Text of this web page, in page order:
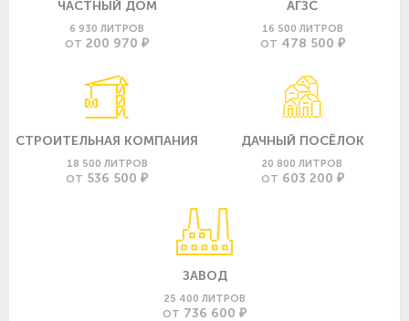
ЧАСТНЫЙ ДОМ
6 930 ЛИТРОВ
ОТ 200 970 ₽
АГЗС
16 500 ЛИТРОВ
ОТ 478 500 ₽
СТРОИТЕЛЬНАЯ КОМПАНИЯ
18 500 ЛИТРОВ
ОТ 536 500 ₽
ДАЧНЫЙ ПОСЁЛОК
20 800 ЛИТРОВ
ОТ 603 200 ₽
ЗАВОД
25 400 ЛИТРОВ
ОТ 736 600 ₽